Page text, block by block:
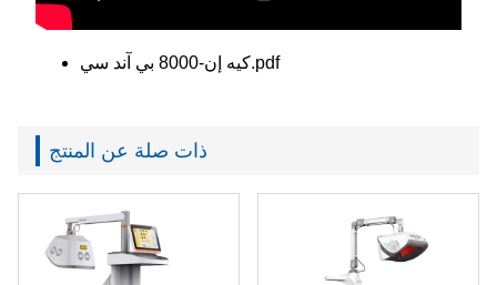
كيه إن-8000 بي آند سي.pdf
ذات صلة عن المنتج